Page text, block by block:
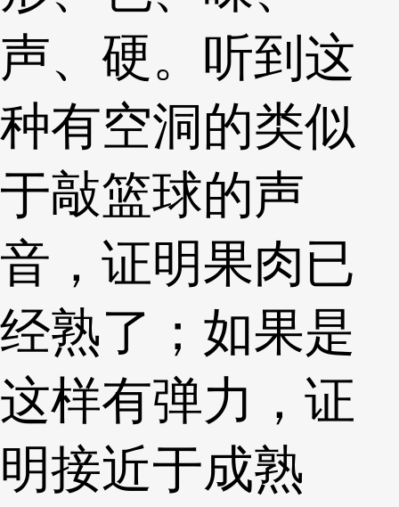
声、硬。听到这
种有空洞的类似
于敲篮球的声
音，证明果肉已
经熟了；如果是
这样有弹力，证
明接近于成熟